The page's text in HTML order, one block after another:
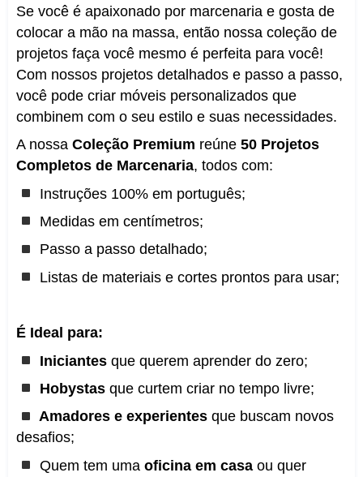
Se você é apaixonado por marcenaria e gosta de
colocar a mão na massa, então nossa coleção de
projetos faça você mesmo é perfeita para você!
Com nossos projetos detalhados e passo a passo,
você pode criar móveis personalizados que
combinem com o seu estilo e suas necessidades.
A nossa Coleção Premium reúne 50 Projetos
Completos de Marcenaria, todos com:
Instruções 100% em português;
Medidas em centímetros;
Passo a passo detalhado;
Listas de materiais e cortes prontos para usar;
É Ideal para:
Iniciantesque querem aprender do zero;
Hobystasque curtem criar no tempo livre;
Amadores e experientesque buscam novos
desafios;
Quem tem uma oficina em casaou quer